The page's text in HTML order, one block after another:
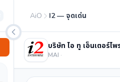
AiO I2 — จุดเด่น
บริษัท ไอ ทู เอ็นเตอร์ไ
MAI ·